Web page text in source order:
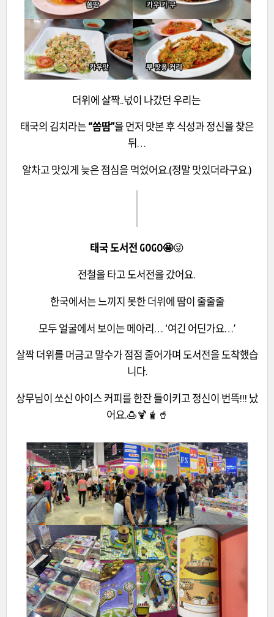
더위에 살짝..넋이 나갔던 우리는
태국의 김치라는 “쏨땀”을 먼저 맛본 후 식성과 정신을 찾은
뒤…
알차고 맛있게 늦은 점심을 먹었어요.(정말 맛있더라구요.)
태국 도서전 GOGO🤩😜
전철을 타고 도서전을 갔어요.
한국에서는 느끼지 못한 더위에 땀이 줄줄줄
모두 얼굴에서 보이는 메아리… ‘여긴 어딘가요…’
살짝 더위를 머금고 말수가 점점 줄어가며 도서전을 도착했습
니다.
상무님이 쏘신 아이스 커피를 한잔 들이키고 정신이 번뜩!!! 났
어요.🍮🍹🧋🥤